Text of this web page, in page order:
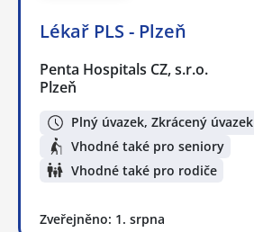
Lékař PLS - Plzeň
Penta Hospitals CZ, s.r.o.
Plzeň
Plný úvazek, Zkrácený úvazek
Vhodné také pro seniory
Vhodné také pro rodiče
Zveřejněno: 1. srpna